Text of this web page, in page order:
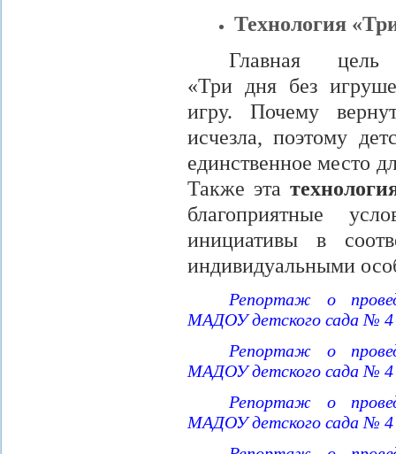
Технология
Главная цель
«Три дня без
игру. Почему
исчезла, поэтому
единственное место
Также эта
благоприятные
инициативы в
индивидуальными
Репортаж о
МАДОУ детского сада №
Репортаж о
МАДОУ детского сада №
Репортаж о
МАДОУ детского сада №